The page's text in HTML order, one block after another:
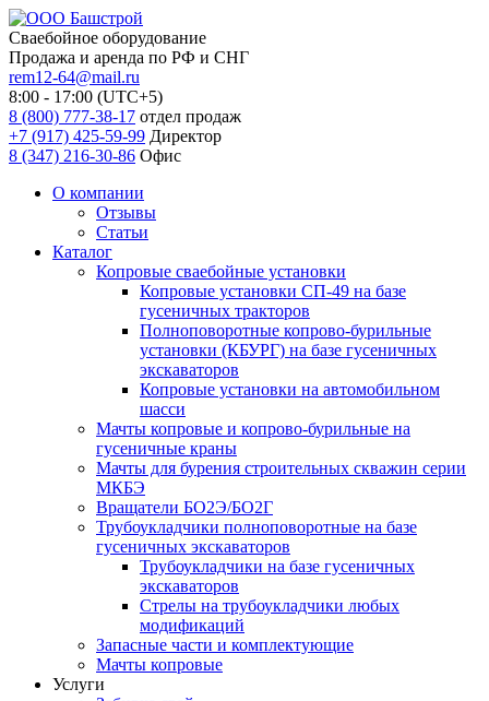
Сваебойное оборудование
Продажа и аренда по РФ и СНГ
rem12-64@mail.ru
8:00 - 17:00 (UTC+5)
8 (800) 777-38-17 отдел продаж
+7 (917) 425-59-99 Директор
8 (347) 216-30-86 Офис
О компании
Отзывы
Статьи
Каталог
Копровые сваебойные установки
Копровые установки СП-49 на базе
гусеничных тракторов
Полноповоротные копрово-бурильные
установки (КБУРГ) на базе гусеничных
экскаваторов
Копровые установки на автомобильном
шасси
Мачты копровые и копрово-бурильные на
гусеничные краны
Мачты для бурения строительных скважин серии
МКБЭ
Вращатели БО2Э/БО2Г
Трубоукладчики полноповоротные на базе
гусеничных экскаваторов
Трубоукладчики на базе гусеничных
экскаваторов
Стрелы на трубоукладчики любых
модификаций
Запасные части и комплектующие
Мачты копровые
Услуги